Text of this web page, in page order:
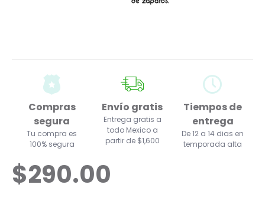
Compras
segura
Tu compra es
100% segura
Envío gratis
Entrega gratis a
todo Mexico a
partir de $1,600
Tiempos de
entrega
De 12 a 14 dias en
temporada alta
$290.00